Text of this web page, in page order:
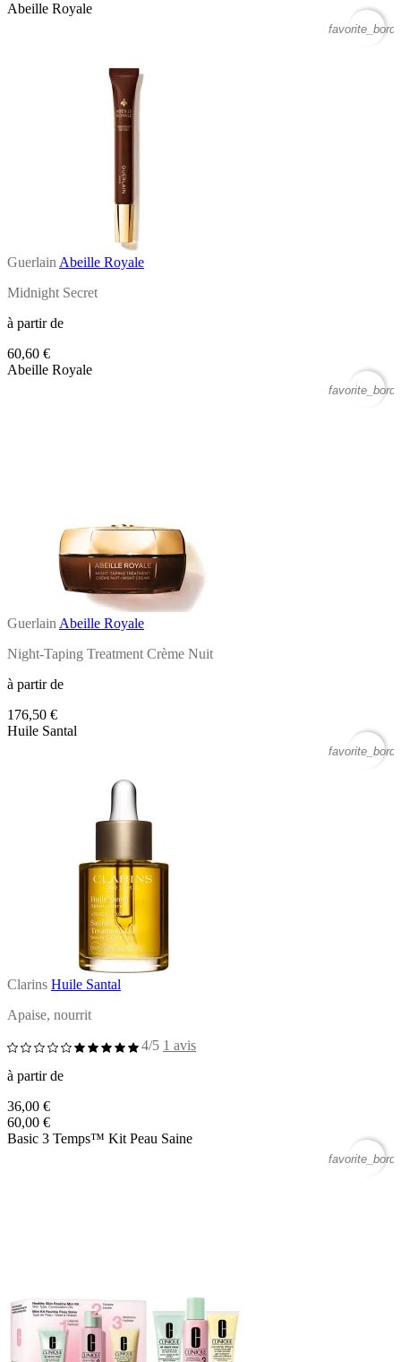
Abeille Royale
Guerlain Abeille Royale
Midnight Secret
à partir de
60,60 €
Abeille Royale
Guerlain Abeille Royale
Night-Taping Treatment Crème Nuit
à partir de
176,50 €
Huile Santal
Clarins Huile Santal
Apaise, nourrit
4/5 1 avis
à partir de
36,00 €
60,00 €
Basic 3 Temps™ Kit Peau Saine